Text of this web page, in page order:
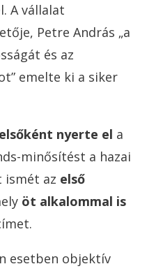
A vállalat
Petre András „a
és az
emelte ki a siker
elsőként nyerte el a
minősítést a hazai
ismét az első
öt alkalommal is
esetben objektív